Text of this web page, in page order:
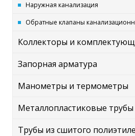
Наружная канализация
Обратные клапаны
Коллекторы и
Запорная арматура
Манометры и термометры
Металлопластиковые
Трубы из сшитого